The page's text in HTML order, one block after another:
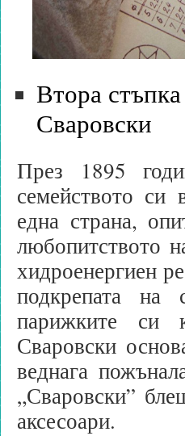
Втора
Сваровски
През 1895
семейството
една страна,
любопитството
хидроенергиен
подкрепата
парижките си
Сваровски
веднага
„Сваровски”
аксесоари.